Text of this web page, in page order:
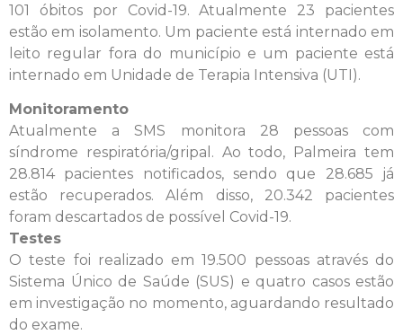
101 óbitos por Covid-19. Atualmente 23 pacientes
estão em isolamento. Um paciente está internado em
leito regular fora do município e um paciente está
internado em Unidade de Terapia Intensiva (UTI).
Monitoramento
Atualmente a SMS monitora 28 pessoas com
síndrome respiratória/gripal. Ao todo, Palmeira tem
28.814 pacientes notificados, sendo que 28.685 já
estão recuperados. Além disso, 20.342 pacientes
foram descartados de possível Covid-19.
Testes
O teste foi realizado em 19.500 pessoas através do
Sistema Único de Saúde (SUS) e quatro casos estão
em investigação no momento, aguardando resultado
do exame.